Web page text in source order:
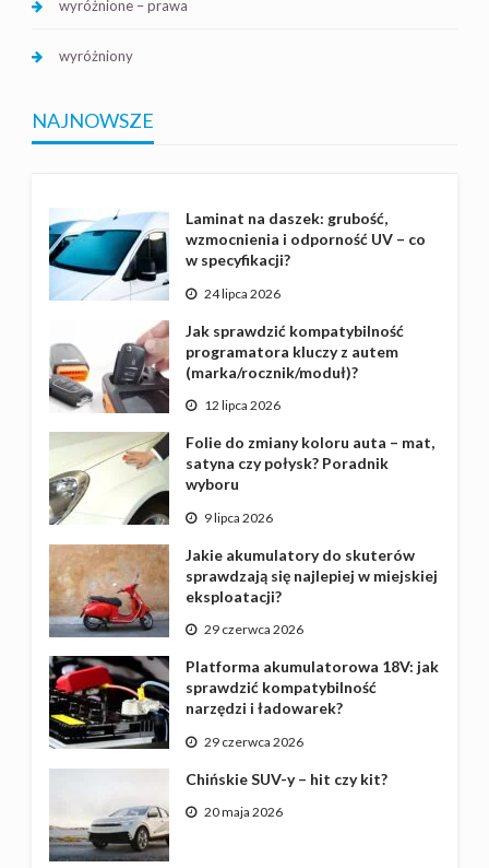
wyróżnione – prawa
wyróżniony
NAJNOWSZE
Laminat na daszek: grubość,
wzmocnienia i odporność UV – co
w specyfikacji?
24 lipca 2026
Jak sprawdzić kompatybilność
programatora kluczy z autem
(marka/rocznik/moduł)?
12 lipca 2026
Folie do zmiany koloru auta – mat,
satyna czy połysk? Poradnik
wyboru
9 lipca 2026
Jakie akumulatory do skuterów
sprawdzają się najlepiej w miejskiej
eksploatacji?
29 czerwca 2026
Platforma akumulatorowa 18V: jak
sprawdzić kompatybilność
narzędzi i ładowarek?
29 czerwca 2026
Chińskie SUV-y – hit czy kit?
20 maja 2026